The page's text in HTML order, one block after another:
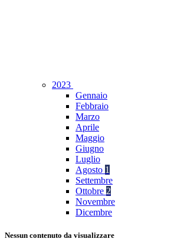
2023
Gennaio
Febbraio
Marzo
Aprile
Maggio
Giugno
Luglio
Agosto 1
Settembre
Ottobre 2
Novembre
Dicembre
Nessun contenuto da visualizzare